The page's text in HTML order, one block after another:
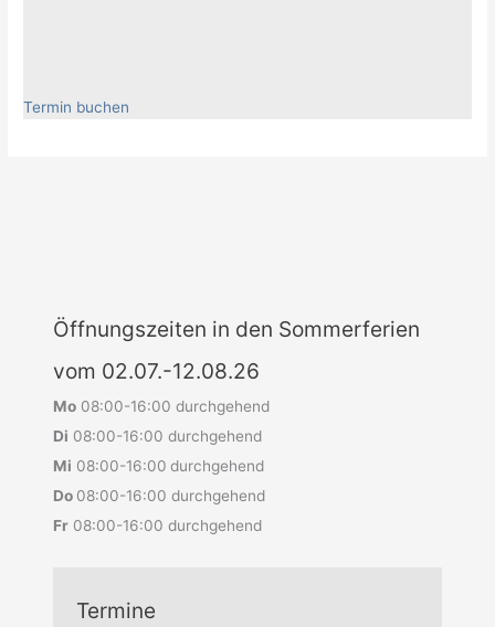
Termin buchen
Öffnungszeiten in den Sommerferien
vom 02.07.-12.08.26
Mo 08:00-16:00 durchgehend
Di 08:00-16:00 durchgehend
Mi 08:00-16:00 durchgehend
Do 08:00-16:00 durchgehend
Fr 08:00-16:00 durchgehend
Termine